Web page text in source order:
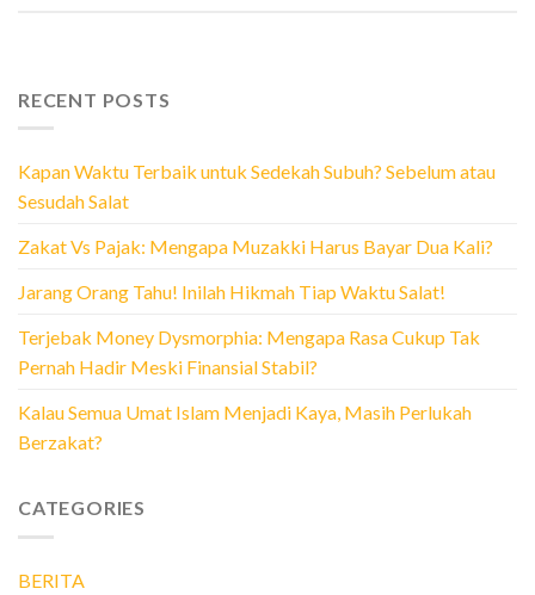
RECENT POSTS
Kapan Waktu Terbaik untuk Sedekah Subuh? Sebelum atau
Sesudah Salat
Zakat Vs Pajak: Mengapa Muzakki Harus Bayar Dua Kali?
Jarang Orang Tahu! Inilah Hikmah Tiap Waktu Salat!
Terjebak Money Dysmorphia: Mengapa Rasa Cukup Tak
Pernah Hadir Meski Finansial Stabil?
Kalau Semua Umat Islam Menjadi Kaya, Masih Perlukah
Berzakat?
CATEGORIES
BERITA